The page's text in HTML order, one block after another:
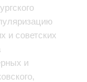
и советских
и